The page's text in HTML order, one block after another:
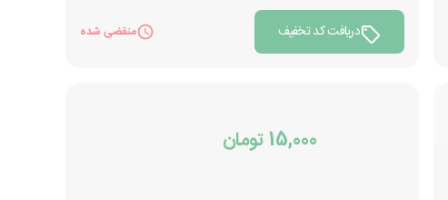
دریافت کد تخفیف منقضی شده
15,000 تومان